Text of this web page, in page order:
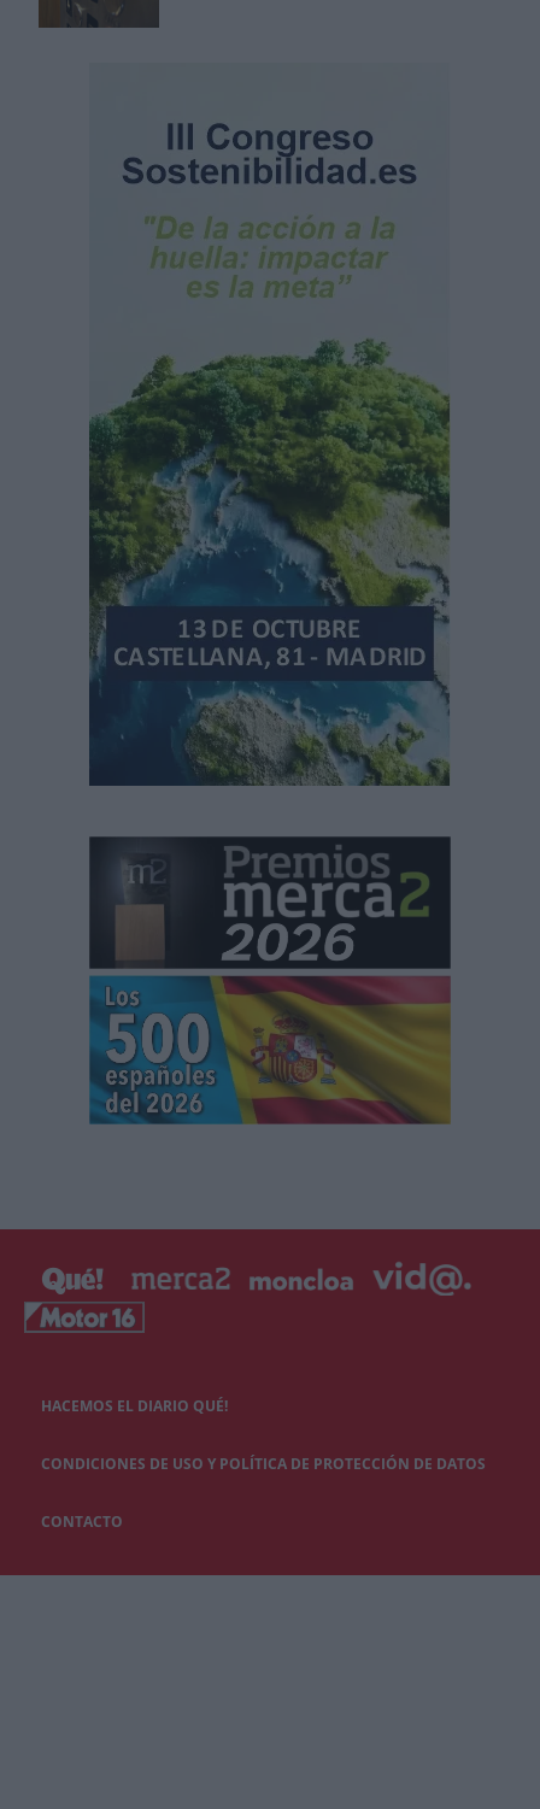
HACEMOS EL DIARIO QUÉ!
CONDICIONES DE USO Y POLÍTICA DE PROTECCIÓN DE DATOS
CONTACTO